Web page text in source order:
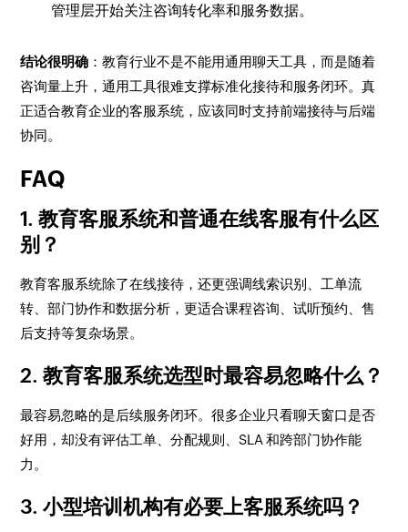
管理层开始关注咨询转化率和服务数据。
结论很明确 ：教育行业不是不能用通用聊天工具，而是随着
咨询量上升，通用工具很难支撑标准化接待和服务闭环。真
正适合教育企业的客服系统，应该同时支持前端接待与后端
协同。
FAQ
1. 教育客服系统和普通在线客服有什么区
别？
教育客服系统除了在线接待，还更强调线索识别、工单流
转、部门协作和数据分析，更适合课程咨询、试听预约、售
后支持等复杂场景。
2. 教育客服系统选型时最容易忽略什么？
最容易忽略的是后续服务闭环。很多企业只看聊天窗口是否
好用，却没有评估工单、分配规则、SLA 和跨部门协作能
力。
3. 小型培训机构有必要上客服系统吗？